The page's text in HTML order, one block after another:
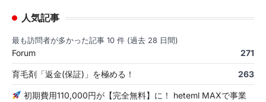
人気記事
最も訪問者が多かった記事 10 件 (過去 28 日間)
Forum 271
育毛剤「返金(保証)」を極める！ 263
初期費用110,000円が【完全無料】に！ heteml MAXで事業